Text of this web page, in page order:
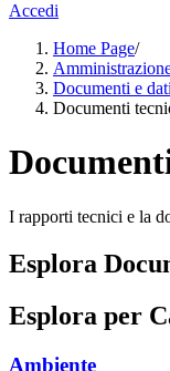
Accedi
Home Page/
Documenti e dati
Documenti
I rapporti tecnici e la
Esplora
Esplora per
Ambiente